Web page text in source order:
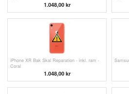
1.048,00kr
iPhone XR Bak Skal Reparation - inkl. ram -
Coral
1.048,00kr